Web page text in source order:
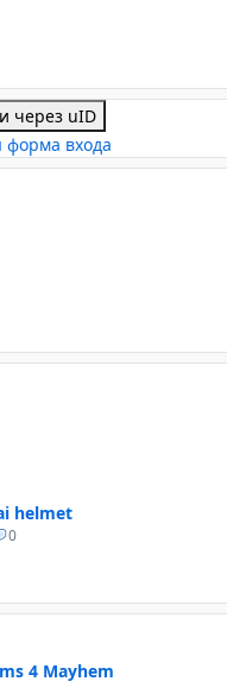
через uID
форма входа
helmet
0
4 Mayhem